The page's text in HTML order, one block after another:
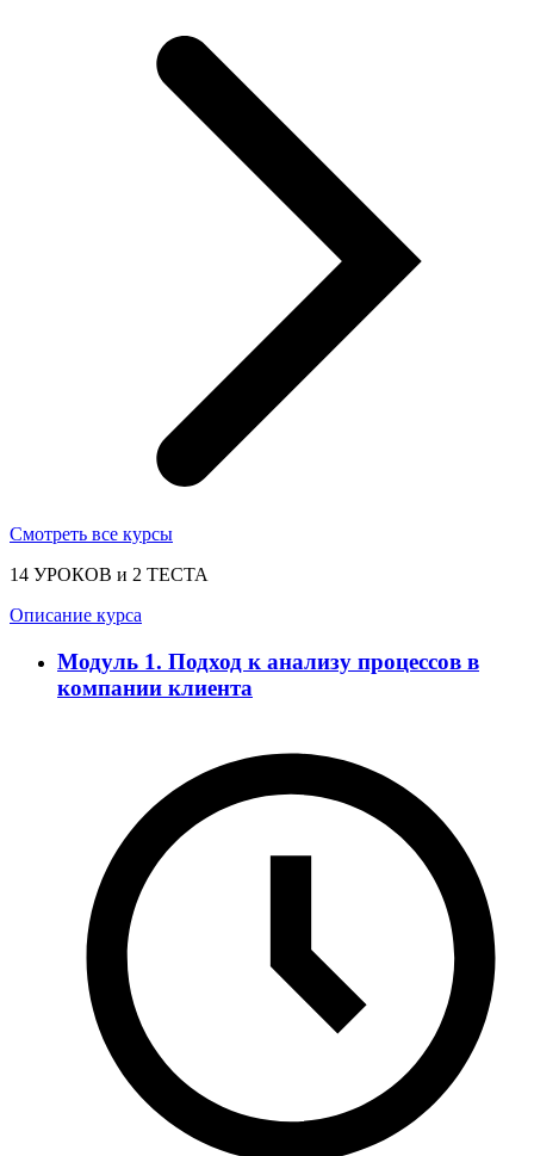
Смотреть все курсы
14 УРОКОВ и 2 ТЕСТА
Описание курса
Модуль 1. Подход к анализу процессов в
компании клиента